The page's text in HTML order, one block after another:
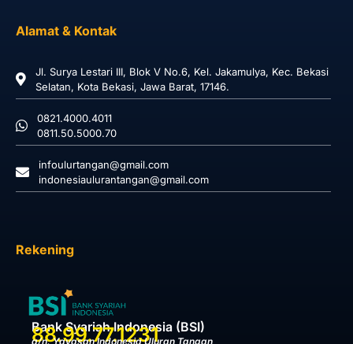
Alamat & Kontak
Jl. Surya Lestari III, Blok V No.6, Kel. Jakamulya, Kec. Bekasi
Selatan, Kota Bekasi, Jawa Barat, 17146.
0821.4000.4011
0811.50.5000.70
infoulurtangan@gmail.com
indonesiaulurantangan@gmail.com
Rekening
Bank Syariah Indonesia (BSI)
88.99.77.1231
a/n. Yayasan Indonesia Uluran Tangan